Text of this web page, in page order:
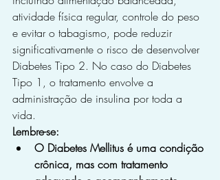
atividade física regular, controle do peso
e evitar o tabagismo, pode reduzir
significativamente o risco de desenvolver
Diabetes Tipo 2. No caso do Diabetes
Tipo 1, o tratamento envolve a
administração de insulina por toda a
vida.
Lembre-se:
O Diabetes Mellitus é uma condição
crônica, mas com tratamento